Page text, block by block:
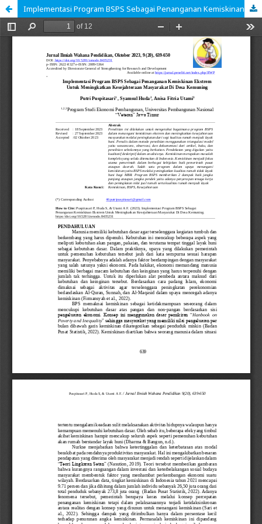
Implementasi Program BSPS Sebagai Penanganan Kemiskinan Ekstrem Untuk Meningkatkan Kesejahteraan Masyarakat Di Desa Kemuning